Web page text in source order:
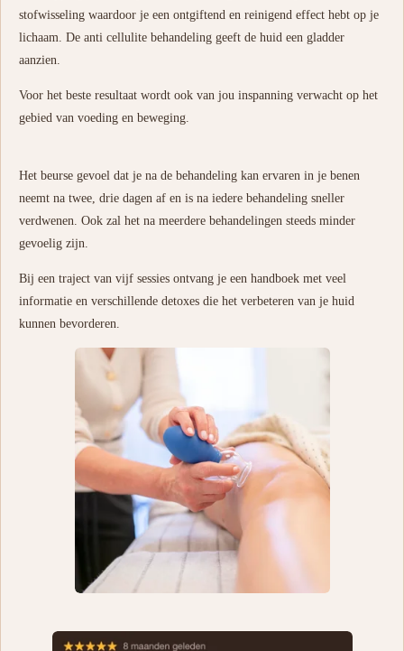
stofwisseling waardoor je een ontgiftend en reinigend effect hebt op je
lichaam. De anti cellulite behandeling geeft de huid een gladder
aanzien.
Voor het beste resultaat wordt ook van jou inspanning verwacht op het
gebied van voeding en beweging.
Het beurse gevoel dat je na de behandeling kan ervaren in je benen
neemt na twee, drie dagen af en is na iedere behandeling sneller
verdwenen. Ook zal het na meerdere behandelingen steeds minder
gevoelig zijn.
Bij een traject van vijf sessies ontvang je een handboek met veel
informatie en verschillende detoxes die het verbeteren van je huid
kunnen bevorderen.